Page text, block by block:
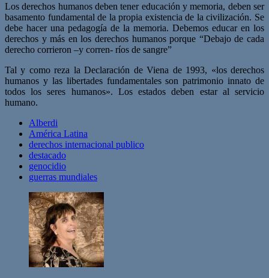
Los derechos humanos deben tener educación y memoria, deben ser
basamento fundamental de la propia existencia de la civilización. Se
debe hacer una pedagogía de la memoria. Debemos educar en los
derechos y más en los derechos humanos porque “Debajo de cada
derecho corrieron –y corren- ríos de sangre”
Tal y como reza la Declaración de Viena de 1993, «los derechos
humanos y las libertades fundamentales son patrimonio innato de
todos los seres humanos». Los estados deben estar al servicio
humano.
Alberdi
América Latina
derechos internacional publico
destacado
genocidio
guerras mundiales